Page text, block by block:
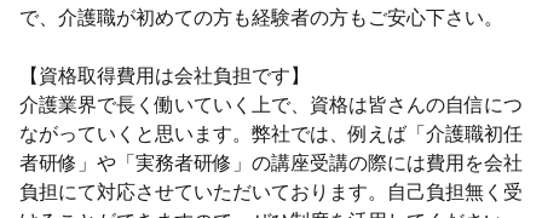
で、介護職が初めての方も経験者の方もご安心下さい。
【資格取得費用は会社負担です】
介護業界で長く働いていく上で、資格は皆さんの自信につ
ながっていくと思います。弊社では、例えば「介護職初任
者研修」や「実務者研修」の講座受講の際には費用を会社
負担にて対応させていただいております。自己負担無く受